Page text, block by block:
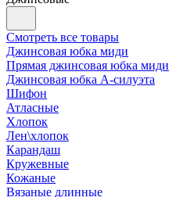
Смотреть все товары
Джинсовая юбка миди
Прямая джинсовая юбка миди
Джинсовая юбка А-силуэта
Шифон
Атласные
Хлопок
Лен\хлопок
Карандаш
Кружевные
Кожаные
Вязаные длинные